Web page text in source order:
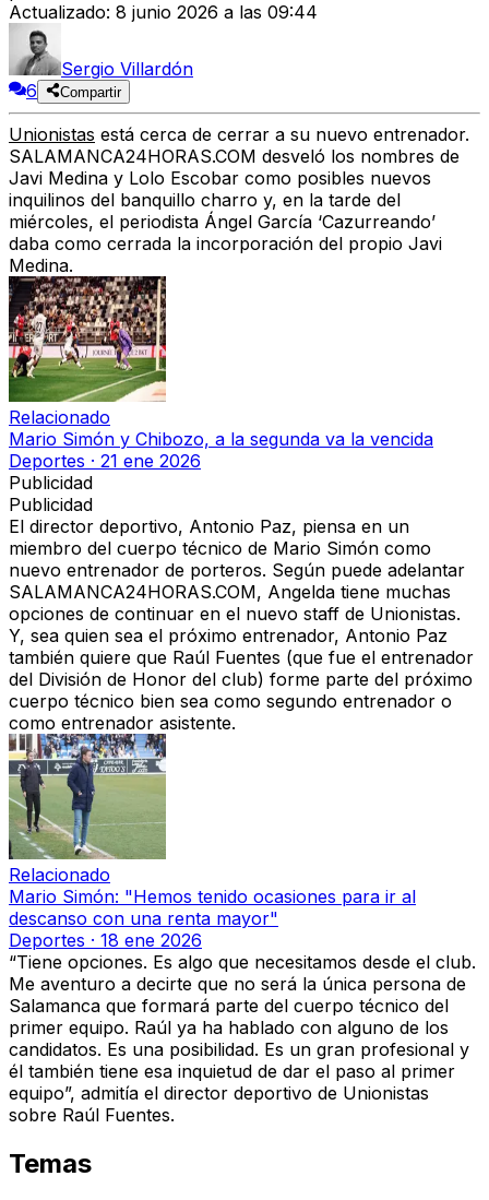
Actualizado: 8 junio 2026 a las 09:44
Sergio Villardón
6
Compartir
Unionistas está cerca de cerrar a su nuevo entrenador.
SALAMANCA24HORAS.COM desveló los nombres de
Javi Medina y Lolo Escobar como posibles nuevos
inquilinos del banquillo charro y, en la tarde del
miércoles, el periodista Ángel García ‘Cazurreando’
daba como cerrada la incorporación del propio Javi
Medina.
Relacionado
Mario Simón y Chibozo, a la segunda va la vencida
Deportes · 21 ene 2026
Publicidad
Publicidad
El director deportivo, Antonio Paz, piensa en un
miembro del cuerpo técnico de Mario Simón como
nuevo entrenador de porteros. Según puede adelantar
SALAMANCA24HORAS.COM, Angelda tiene muchas
opciones de continuar en el nuevo staff de Unionistas.
Y, sea quien sea el próximo entrenador, Antonio Paz
también quiere que Raúl Fuentes (que fue el entrenador
del División de Honor del club) forme parte del próximo
cuerpo técnico bien sea como segundo entrenador o
como entrenador asistente.
Relacionado
Mario Simón: "Hemos tenido ocasiones para ir al
descanso con una renta mayor"
Deportes · 18 ene 2026
“Tiene opciones. Es algo que necesitamos desde el club.
Me aventuro a decirte que no será la única persona de
Salamanca que formará parte del cuerpo técnico del
primer equipo. Raúl ya ha hablado con alguno de los
candidatos. Es una posibilidad. Es un gran profesional y
él también tiene esa inquietud de dar el paso al primer
equipo”, admitía el director deportivo de Unionistas
sobre Raúl Fuentes.
Temas